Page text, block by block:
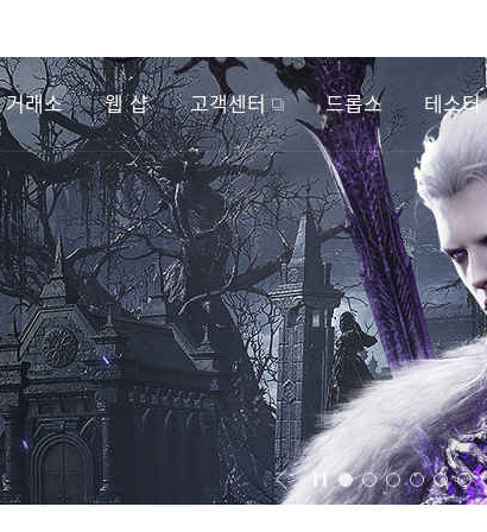
거래소 웹 샵 고객센터 드롭스 테스터